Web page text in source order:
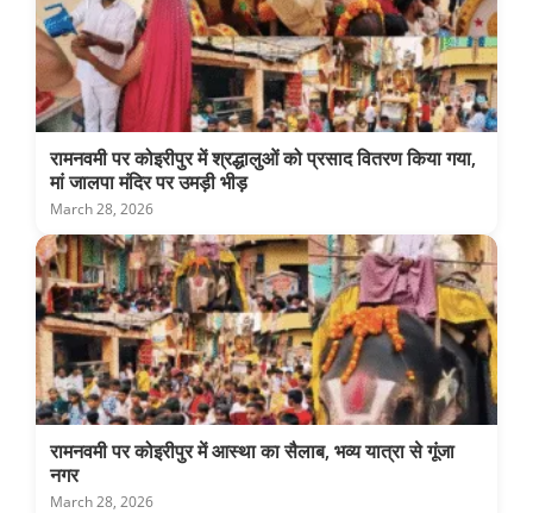
रामनवमी पर कोइरीपुर में श्रद्धालुओं को प्रसाद वितरण किया गया,
मां जालपा मंदिर पर उमड़ी भीड़
March 28, 2026
रामनवमी पर कोइरीपुर में आस्था का सैलाब, भव्य यात्रा से गूंजा
नगर
March 28, 2026